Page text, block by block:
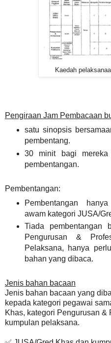
Kaedah
Pengiraan Jam Pembacaan
satu sinopsis
pembentang.
30 minit bagi
pembentangan.
Pembentangan:
Pembentangan
awam kategori JUSA/
Tiada pembentangan
Pengurusan &
Pelaksana, hanya
bahan yang dibaca.
Jenis bahan bacaan
Jenis bahan bacaan yang
kepada kategori pegawai
Khas, kategori Pengurusan &
kumpulan pelaksana.